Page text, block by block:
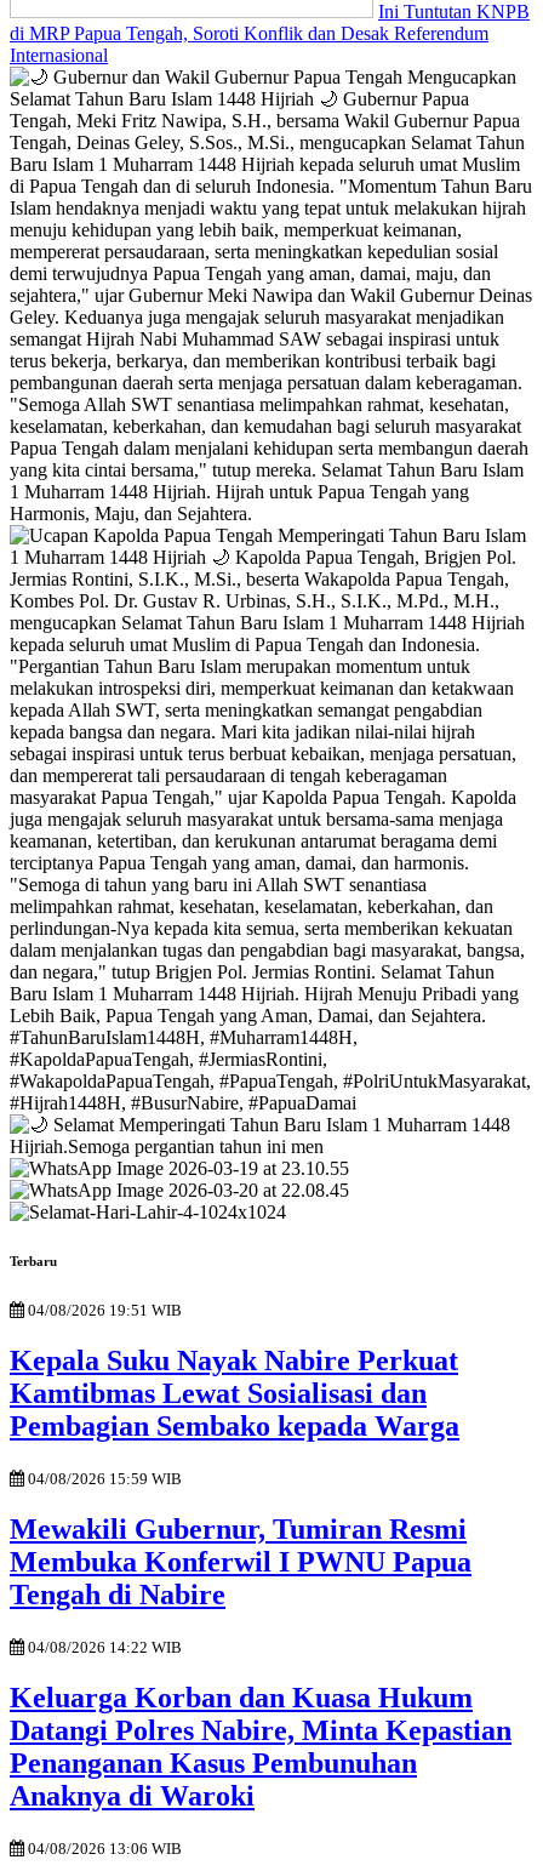
Ini Tuntutan KNPB
di MRP Papua Tengah, Soroti Konflik dan Desak Referendum
Internasional
Terbaru
04/08/2026 19:51 WIB
Kepala Suku Nayak Nabire Perkuat
Kamtibmas Lewat Sosialisasi dan
Pembagian Sembako kepada Warga
04/08/2026 15:59 WIB
Mewakili Gubernur, Tumiran Resmi
Membuka Konferwil I PWNU Papua
Tengah di Nabire
04/08/2026 14:22 WIB
Keluarga Korban dan Kuasa Hukum
Datangi Polres Nabire, Minta Kepastian
Penanganan Kasus Pembunuhan
Anaknya di Waroki
04/08/2026 13:06 WIB